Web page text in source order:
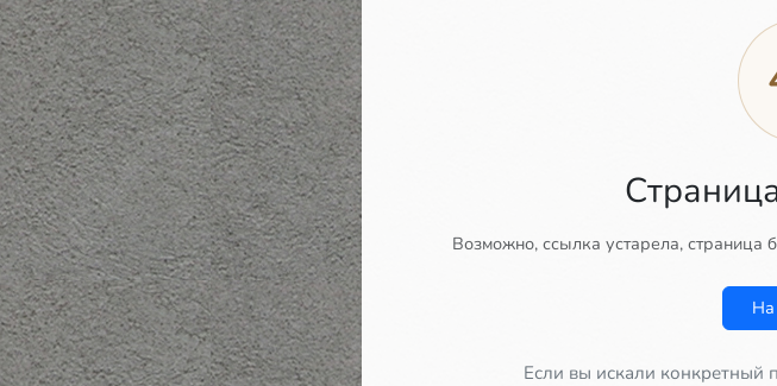
Возможно, ссылка устарела, страница
Если вы искали конкретный